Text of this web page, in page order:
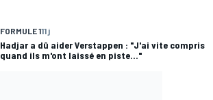
FORMULE 111 j
Hadjar a dû aider Verstappen : "J'ai vite compris
quand ils m'ont laissé en piste..."